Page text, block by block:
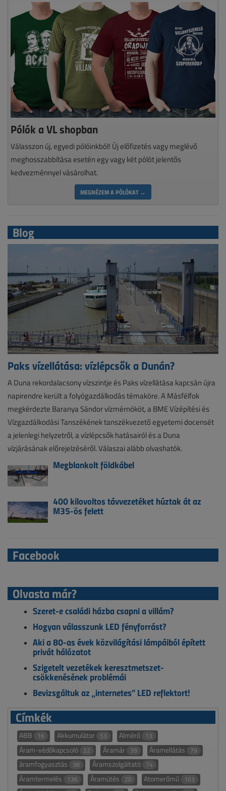
Pólók a VL shopban
Válasszon új, egyedi pólóinkból! Új előfizetés vagy meglévő
meghosszabbítása esetén egy vagy két pólót jelentős
kedvezménnyel vásárolhat.
MEGNÉZEM A PÓLÓKAT →
Blog
Paks vízellátása: vízlépcsők a Dunán?
A Duna rekordalacsony vízszintje és Paks vízellátása kapcsán újra
napirendre került a folyógazdálkodás témaköre. A Másfélfok
megkérdezte Baranya Sándor vízmérnököt, a BME Vízépítési és
Vízgazdálkodási Tanszékének tanszékvezető egyetemi docensét
a jelenlegi helyzetről, a vízlépcsők hatásairól és a Duna
vízjárásának előrejelzéséről. Válaszai alább olvashatók.
Megblankolt földkábel
400 kilovoltos távvezetéket húztak át az
M35-ös felett
Facebook
Olvasta már?
Szeret-e családi házba csapni a villám?
Hogyan válasszunk LED fényforrást?
Aki a 80-as évek közvilágítási lámpáiból épített
privát hálózatot
Szigetelt vezetékek keresztmetszet-
csökkenésének problémái
Bevizsgáltuk az „internetes” LED reflektort!
Címkék
ABB 16 Akkumulátor 53 Almérő 13
Áram-védőkapcsoló 22 Áramár 39 Áramellátás 79
áramfogyasztás 38 Áramszolgáltató 74
Áramtermelés 136 Áramütés 20 Atomerőmű 103